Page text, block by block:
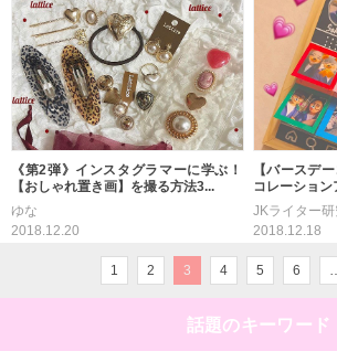
《第2弾》インスタグラマーに学ぶ！
【おしゃれ置き画】を撮る方法3...
ゆな
2018.12.20
【バースデ
コレーショ
JKライター研
2018.12.18
1 2 3 4 5 6
話題のキーワード